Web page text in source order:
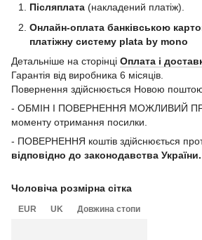
Післяплата (накладений платіж).
Онлайн-оплата банківською
платіжну систему plata by mono
Детальніше на сторінці Оплата і
Гарантія від виробника 6 місяців.
Повернення здійснюється Новою
- ОБМІН І ПОВЕРНЕННЯ МОЖЛИВИЙ
моменту отримання посилки.
- ПОВЕРНЕННЯ коштів здійснюється
відповідно до законодавства України.
Чоловіча розмірна сітка
EUR UK Довжина стопи